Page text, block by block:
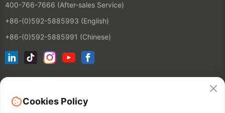
400-766-7666 (After-sales Service)
+86-(0)592-5885993 (English)
+86-(0)592-5885991 (Chinese)
Cookies Policy